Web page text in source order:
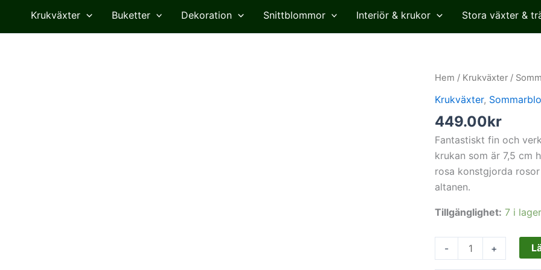
Krukväxter Buketter Dekoration Snittblommor Interiör & krukor Stora växter &
Hem / Krukväxter /
Krukväxter,
449.00kr
Fantastiskt fin och
krukan som är 7,5 cm
rosa konstgjorda
altanen.
Tillgänglighet: 7 i lager
-
Ros
ljusrosa,
konstgjord,
43
cm
mängd
+